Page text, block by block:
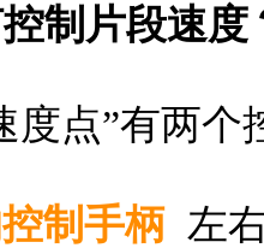
制片段速度
度点”有两个
制手柄 左